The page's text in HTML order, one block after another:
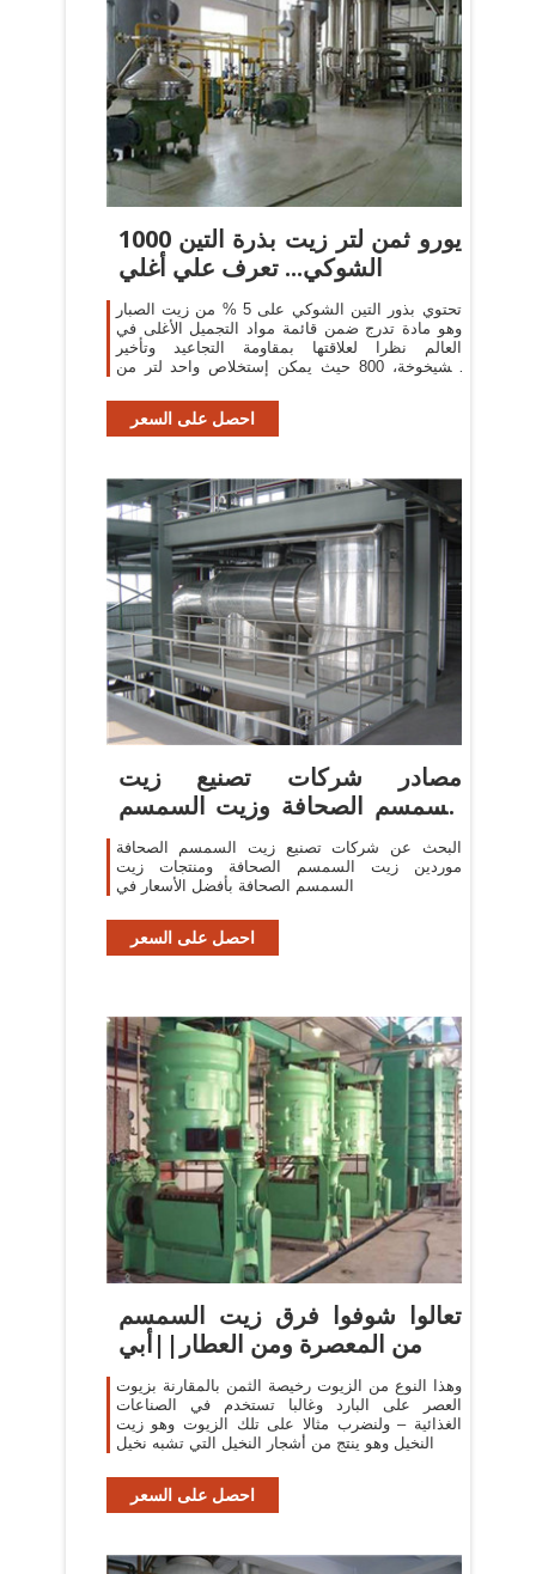
1000 يورو ثمن لتر زيت بذرة التين
الشوكي... تعرف علي أغلي
تحتوي بذور التين الشوكي على 5 % من زيت الصبار
وهو مادة تدرج ضمن قائمة مواد التجميل الأغلى في
العالم نظرا لعلاقتها بمقاومة التجاعيد وتأخير
الشيخوخة، 800 حيث يمكن إستخلاص واحد لتر من
احصل على السعر
مصادر شركات تصنيع زيت
السمسم الصحافة وزيت السمسم
الصحافة
البحث عن شركات تصنيع زيت السمسم الصحافة
موردين زيت السمسم الصحافة ومنتجات زيت
السمسم الصحافة بأفضل الأسعار في
احصل على السعر
تعالوا شوفوا فرق زيت السمسم
من المعصرة ومن العطار||أبي
وهذا النوع من الزيوت رخيصة الثمن بالمقارنة بزيوت
العصر على البارد وغالبا تستخدم في الصناعات
الغذائية – ولنضرب مثالا على تلك الزيوت وهو زيت
النخيل وهو ينتج من أشجار النخيل التي تشبه نخيل
احصل على السعر